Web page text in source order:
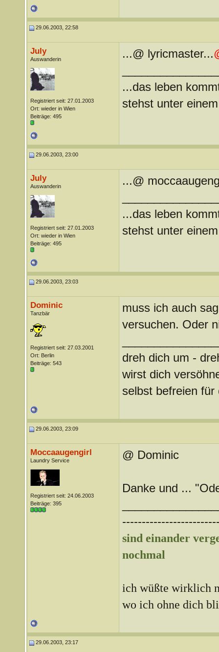
29.06.2003, 22:58
July
Auswanderin
Registriert seit: 27.01.2003
Ort: wieder in Wien
Beiträge: 495
...@ lyricmaster...
...das leben
stehst unter
29.06.2003, 23:00
July
Auswanderin
Registriert seit: 27.01.2003
Ort: wieder in Wien
Beiträge: 495
...@
...das leben
stehst unter
29.06.2003, 23:03
Dominic
Tanzbär
Registriert seit: 27.03.2001
Ort: Berlin
Beiträge: 543
muss ich auch
versuchen. Oder
dreh dich um -
wirst dich
selbst befreien
29.06.2003, 23:09
Moccaaugengirl
Laundry Service
Registriert seit: 24.06.2003
Beiträge: 395
@ Dominic
Danke und ...
sind einander
nochmal
ich wüßte wirklich
wo ich ohne dich
29.06.2003, 23:17